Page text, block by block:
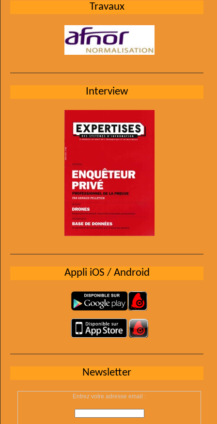
Travaux
Interview
Appli iOS / Android
Newsletter
Entrez votre adresse email :